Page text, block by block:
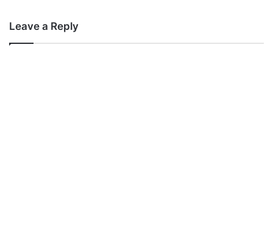
Leave a Reply